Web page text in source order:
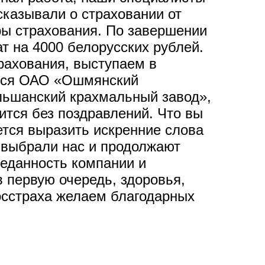
о страховании от
страхования. По завершении
4000 белорусских рублей.
выступаем в
ОАО «Ошмянский
крахмальный завод»,
без поздравлений. Что вы
выразить искренние слова
нас и продолжают
компании и
первую очередь, здоровья,
желаем благодарных